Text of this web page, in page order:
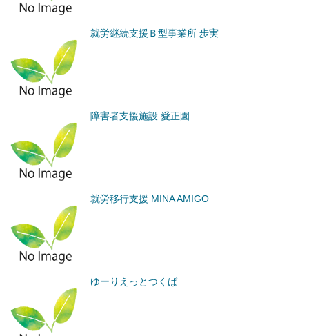
就労継続支援Ｂ型事業所 歩実
障害者支援施設 愛正園
就労移行支援 MINA AMIGO
ゆーりえっとつくば